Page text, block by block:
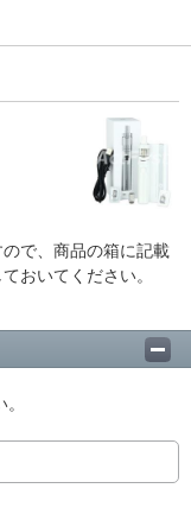
で、商品の箱に記載
おいてください。